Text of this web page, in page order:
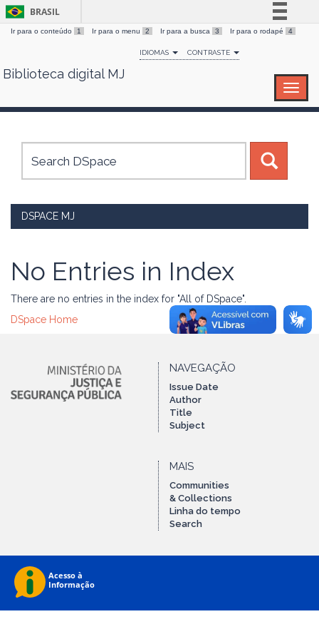
Skip
BRASIL
Simplifique!
Comunica BR
Canais
Ir para o conteúdo 1 Ir para o menu 2 Ir para a busca 3 Ir para o rodapé 4
IDIOMAS CONTRASTE
Biblioteca digital MJ
DSPACE MJ
No Entries in Index
There are no entries in the index for "All of DSpace".
DSpace Home
NAVEGAÇÃO
Issue Date
Author
Title
Subject
MAIS
Communities
& Collections
Linha do tempo
Search